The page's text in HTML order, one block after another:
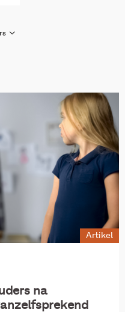
Jeugd en opvoeding
en veiligheid
Overig
Artikel
na